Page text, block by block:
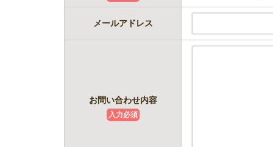
メールアドレス
お問い合わせ内容
入力必須